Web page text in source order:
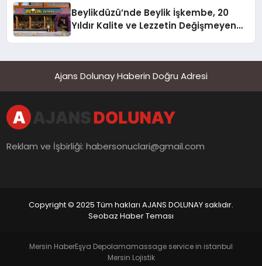
Beylikdüzü’nde Beylik İşkembe, 20
Yıldır Kalite ve Lezzetin Değişmeyen
Ajans Dolunay Haberin Doğru Adresi
Reklam ve İşbirliği:habersonuclari@gmail.com
Copyright © 2025 Tüm hakları AJANS DOLUNAY saklıdır.
Seobaz Haber Teması
Mersin HaberEşya Depolamamassage service in istanbul
Mersin Lojistik